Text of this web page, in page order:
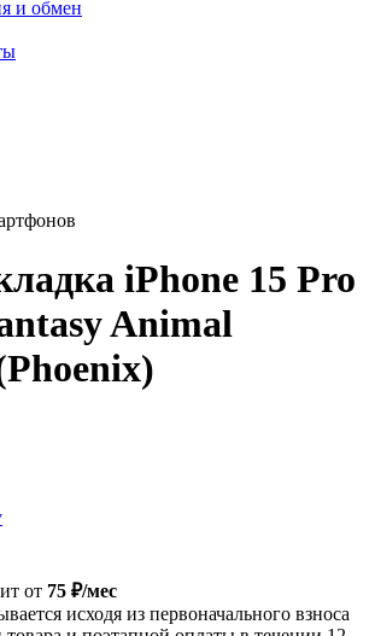
и обмен
iPhone 15 Pro
Animal
от 75 ₽/мес
исходя из первоначального взноса